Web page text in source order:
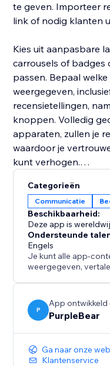
te geven. Importeer
link of nodig klanten
Kies uit aanpasbare
carrousels of badges
passen. Bepaal
weergegeven,
recensietellingen,
knoppen. Volledig
apparaten, zullen je
waardoor je
kunt verhogen.
Bouw vertrouwen op
om de
Verhoog de verkoop
boekingen en
Verbeter SEO –
content kan
Verhoog de
opvallende
Begin vandaag je
en zet klantfeedback
Categorieën
Communicatie
Beschikbaarheid:
Deze app is
Ondersteunde
Engels
Je kunt alle app-
weergegeven,
P
App
PurpleBear
Ga naar onze
Klantenservice